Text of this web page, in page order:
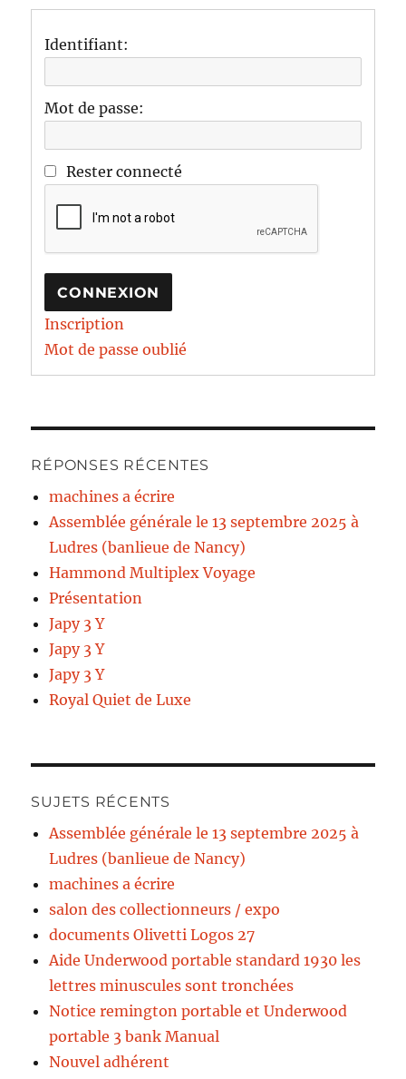
Identifiant:
Mot de passe:
Rester connecté
CONNEXION
Inscription
Mot de passe oublié
RÉPONSES RÉCENTES
machines a écrire
Assemblée générale le 13 septembre 2025 à
Ludres (banlieue de Nancy)
Hammond Multiplex Voyage
Présentation
Japy 3 Y
Japy 3 Y
Japy 3 Y
Royal Quiet de Luxe
SUJETS RÉCENTS
Assemblée générale le 13 septembre 2025 à
Ludres (banlieue de Nancy)
machines a écrire
salon des collectionneurs / expo
documents Olivetti Logos 27
Aide Underwood portable standard 1930 les
lettres minuscules sont tronchées
Notice remington portable et Underwood
portable 3 bank Manual
Nouvel adhérent